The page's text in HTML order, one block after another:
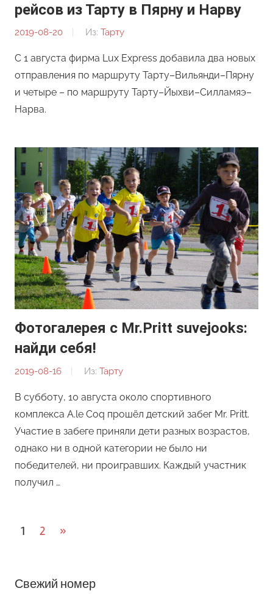
рейсов из Тарту в Пярну и Нарву
2019-08-20
От:
Из: Тарту
С 1 августа фирма Lux Express добавила два новых
отправления по маршруту Тарту–Вильянди–Пярну
и четыре – по маршруту Тарту–Йыхви–Силламяэ–
Нарва.
Фотогалерея с Mr.Pritt suvejooks:
найди себя!
2019-08-16
От:
Из: Тарту
В субботу, 10 августа около спортивного
комплекса А.le Coq прошёл детский забег Mr. Pritt.
Участие в забеге приняли дети разных возрастов,
однако ни в одной категории не было ни
победителей, ни проигравших. Каждый участник
получил …
Пагинация
1 2
Следующие
»
Свежий номер